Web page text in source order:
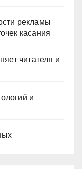
рекламы
касания
читателя и
и